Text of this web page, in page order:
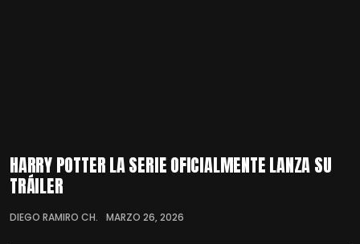
HARRY POTTER LA SERIE OFICIALMENTE LANZA SU
TRÁILER
DIEGO RAMIRO CH. MARZO 26, 2026